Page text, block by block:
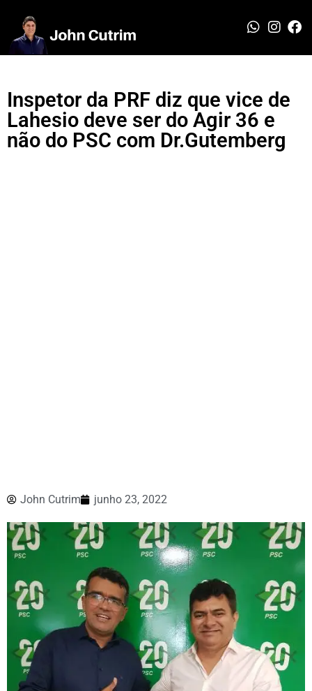
Inspetor da PRF diz que vice de
Lahesio deve ser do Agir 36 e
não do PSC com Dr.Gutemberg
John Cutrim junho 23, 2022